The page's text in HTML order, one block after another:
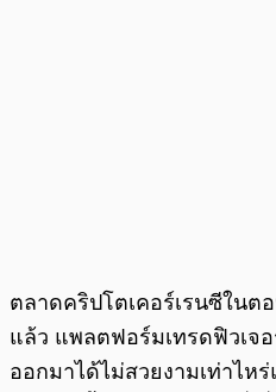
ตลาดคริปโตเคอร์เรนซีในต
แล้ว แพลตฟอร์มเทรดฟิวเจ
ออกมาได้ไม่สวยงามเท่าไห